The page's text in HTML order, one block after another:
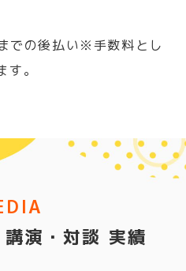
での後払い※手数料とし
。
演・対談 実績